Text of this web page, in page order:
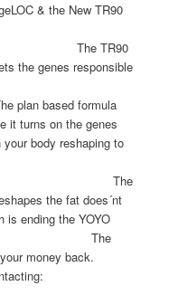
& the New TR90
system.
the genes responsible
lean muscle.
formula
it turns on the genes
body reshaping to
20:s again.
the fat does´nt
is ending the YOYO
of your money back.